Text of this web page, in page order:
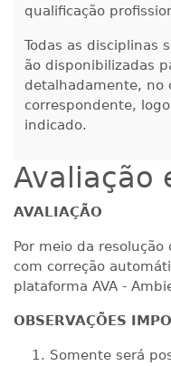
340 H 43dias
360 H
dias
400 H 50dias
qualificação
Todas as disciplinas
ão disponibilizadas
detalhadamente, no
correspondente,
indicado.
Avaliação
AVALIAÇÃO
Por meio da
com correção
plataforma AVA -
OBSERVAÇÕES
Somente será